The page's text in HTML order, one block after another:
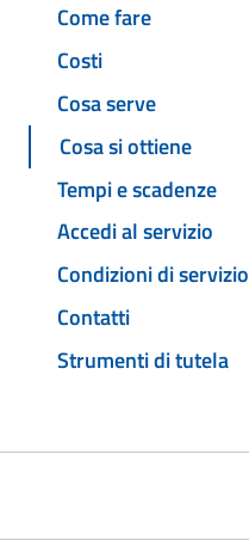
Come fare
Costi
Cosa serve
Cosa si ottiene
Tempi e scadenze
Accedi al servizio
Condizioni di servizio
Contatti
Strumenti di tutela